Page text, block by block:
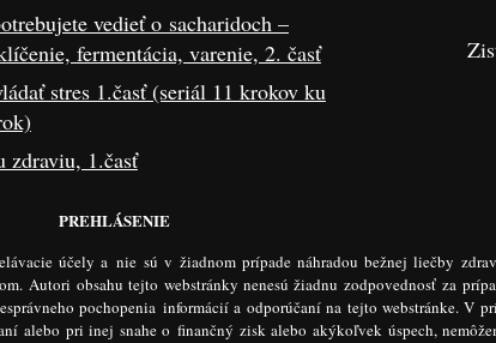
vedieť o sacharidoch –
fermentácia, varenie, 2. časť
stres 1.časť (seriál 11 krokov ku
zdraviu, 1.časť
PREHLÁSENIE
účely a nie sú v žiadnom prípade náhradou bežnej liečby
Autori obsahu tejto webstránky nenesú žiadnu zodpovednosť za
pochopenia informácií a odporúčaní na tejto webstránke. V
alebo pri inej snahe o finančný zisk alebo akýkoľvek úspech,